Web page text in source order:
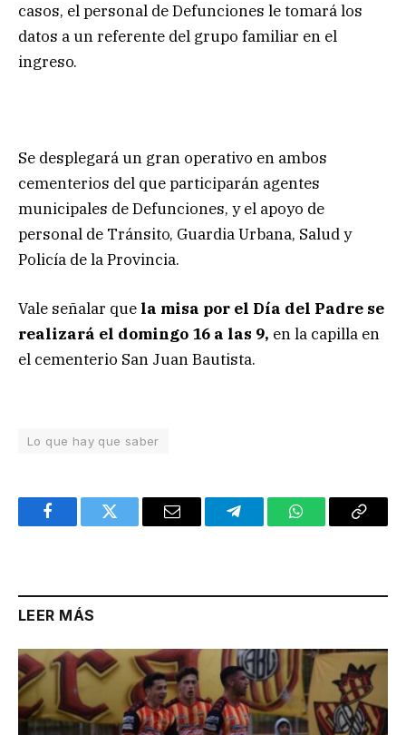
casos, el personal de Defunciones le tomará los
datos a un referente del grupo familiar en el
ingreso.
Se desplegará un gran operativo en ambos
cementerios del que participarán agentes
municipales de Defunciones, y el apoyo de
personal de Tránsito, Guardia Urbana, Salud y
Policía de la Provincia.
Vale señalar que la misa por el Día del Padre se
realizará el domingo 16 a las 9, en la capilla en
el cementerio San Juan Bautista.
Lo que hay que saber
FacebookTwitter Email TelegramWhatsAppCopy
LEER MÁS